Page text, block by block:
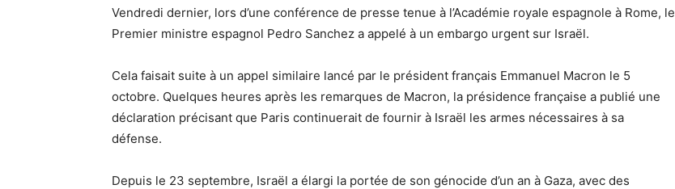
Vendredi dernier, lors d’une conférence de presse tenue à l’Académie royale espagnole à Rome, le
Premier ministre espagnol Pedro Sanchez a appelé à un embargo urgent sur Israël.
Cela faisait suite à un appel similaire lancé par le président français Emmanuel Macron le 5
octobre. Quelques heures après les remarques de Macron, la présidence française a publié une
déclaration précisant que Paris continuerait de fournir à Israël les armes nécessaires à sa
défense.
Depuis le 23 septembre, Israël a élargi la portée de son génocide d’un an à Gaza, avec des